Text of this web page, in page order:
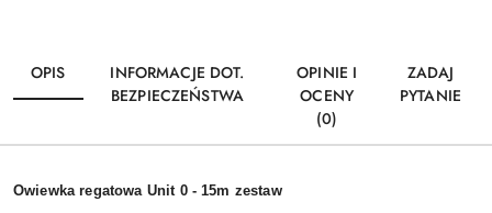
OPIS
INFORMACJE DOT.
BEZPIECZEŃSTWA
OPINIE I
OCENY
(0)
ZADAJ
PYTANIE
Owiewka regatowa Unit 0 - 15m zestaw